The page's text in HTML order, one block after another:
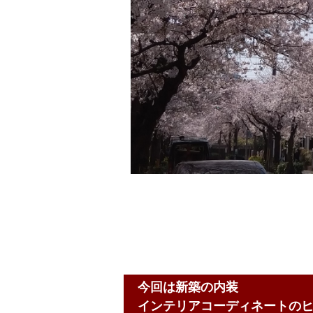
今回は新築の内装
インテリアコーディネートの